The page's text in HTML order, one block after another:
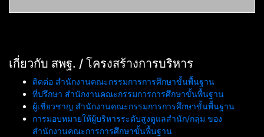
เกี่ยวกับ สพฐ. / โครงสร้างการบริหาร
ติดต่อ สำนักงานคณะกรรมการการศึกษาขั้นพื้นฐาน
ที่ปรึกษา สำนักงานคณะกรรมการการศึกษาขั้นพื้นฐาน
ผู้เชี่ยวชาญ สำนักงานคณะกรรมการการศึกษาขั้นพื้นฐาน
การมอบหมายให้ผู้บริหารระดับสูงดูแลสำนัก/กลุ่ม ของ
สำนักงานคณะการการศึกษาขั้นพื้นฐาน